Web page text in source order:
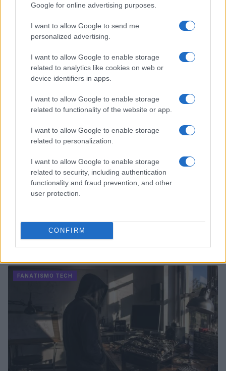
Google for online advertising purposes.
I want to allow Google to send me
personalized advertising.
I want to allow Google to enable storage
related to analytics like cookies on web or
device identifiers in apps.
I want to allow Google to enable storage
related to functionality of the website or app.
I want to allow Google to enable storage
related to personalization.
I want to allow Google to enable storage
related to security, including authentication
functionality and fraud prevention, and other
user protection.
CONFIRM
Continua a leggere
Dalla musica alla letteratura: il viaggio di Francesco
Guccini
FANATISMO TECH